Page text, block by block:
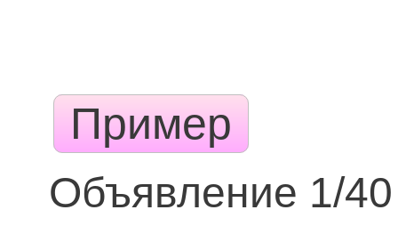
Пример
Объявление 1/40